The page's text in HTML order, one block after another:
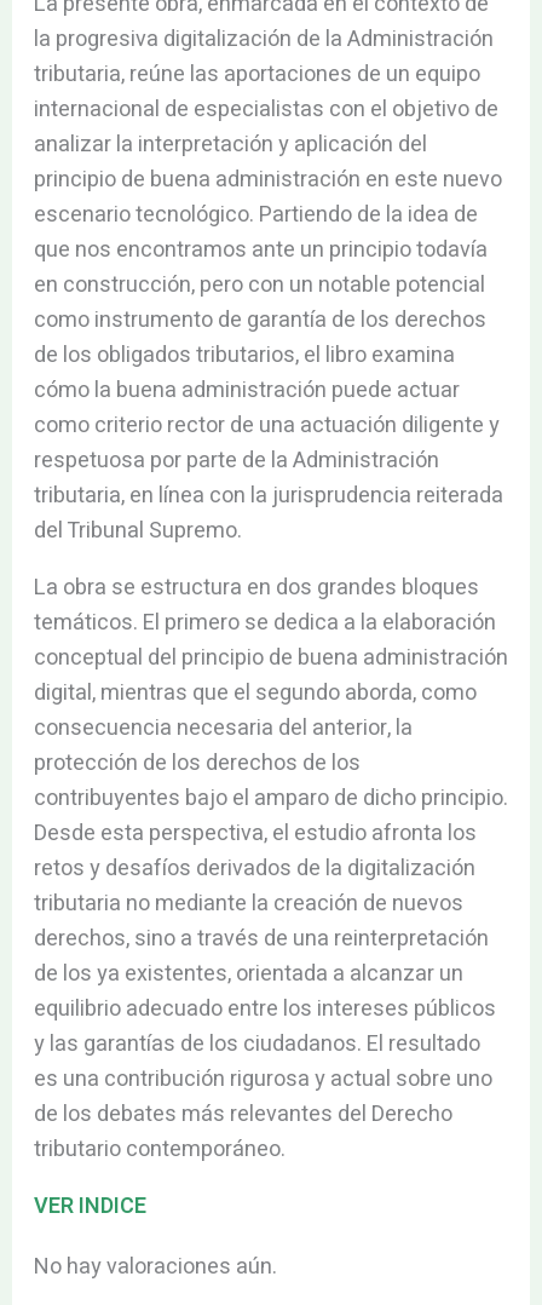
la progresiva digitalización de la Administración
tributaria, reúne las aportaciones de un equipo
internacional de especialistas con el objetivo de
analizar la interpretación y aplicación del
principio de buena administración en este nuevo
escenario tecnológico. Partiendo de la idea de
que nos encontramos ante un principio todavía
en construcción, pero con un notable potencial
como instrumento de garantía de los derechos
de los obligados tributarios, el libro examina
cómo la buena administración puede actuar
como criterio rector de una actuación diligente y
respetuosa por parte de la Administración
tributaria, en línea con la jurisprudencia reiterada
del Tribunal Supremo.
La obra se estructura en dos grandes bloques
temáticos. El primero se dedica a la elaboración
conceptual del principio de buena administración
digital, mientras que el segundo aborda, como
consecuencia necesaria del anterior, la
protección de los derechos de los
contribuyentes bajo el amparo de dicho principio.
Desde esta perspectiva, el estudio afronta los
retos y desafíos derivados de la digitalización
tributaria no mediante la creación de nuevos
derechos, sino a través de una reinterpretación
de los ya existentes, orientada a alcanzar un
equilibrio adecuado entre los intereses públicos
y las garantías de los ciudadanos. El resultado
es una contribución rigurosa y actual sobre uno
de los debates más relevantes del Derecho
tributario contemporáneo.
VER INDICE
No hay valoraciones aún.